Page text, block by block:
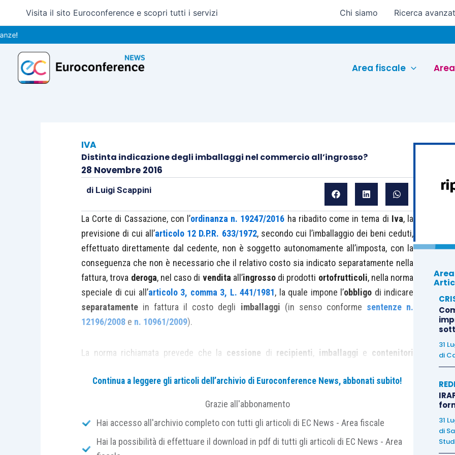
contenuto
Visita il sito Euroconference e scopri tutti i servizi Chi siamo Ricerca
Area fiscale
IVA
Distinta indicazione degli imballaggi nel commercio all’ingrosso?
28 Novembre 2016
di Luigi Scappini
La Corte di Cassazione, con l’ordinanza n. 19247/2016 ha ribadito come in tema di Iva, la
previsione di cui all’articolo 12 D.P.R. 633/1972, secondo cui l’imballaggio dei beni ceduti,
effettuato direttamente dal cedente, non è soggetto autonomamente all’imposta, con la
conseguenza che non è necessario che il relativo costo sia indicato separatamente nella
fattura, trova deroga, nel caso di vendita all’ingrossodi prodotti ortofrutticoli, nella norma
speciale di cui all’articolo 3, comma 3, L. 441/1981, la quale impone l’obbligo di indicare
separatamente in fattura il costo degli imballaggi (in senso conforme sentenze n.
12196/2008 e n. 10961/2009).
La norma richiamata prevede che la cessione di recipienti, imballaggi e contenitori
effettuataapplicando uncorrispettivo parial prezzo diacquisto. Inoltre, per la parte che
È di tutta evidenza come tale previsione sia stata posta a presidio etutela del
Continua a leggere gli articoli dell’archivio di Euroconference News, abbonati subito!
Grazie all'abbonamento
Hai accesso all'archivio completo con tutti gli articoli di EC News - Area fiscale
Hai la possibilità di effettuare il download in pdf di tutti gli articoli di EC News - Area
31
di
31
di